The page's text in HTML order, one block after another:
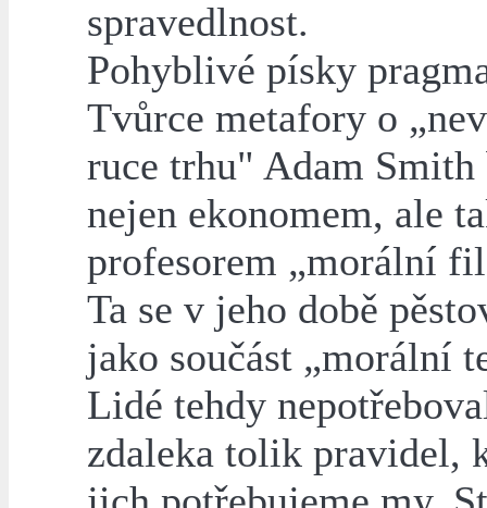
spravedlnost.
Pohyblivé písky
Tvůrce metafory o
ruce trhu" Adam
nejen ekonomem, ale
profesorem „morální
Ta se v jeho době
jako součást „morální
Lidé tehdy
zdaleka tolik pravidel,